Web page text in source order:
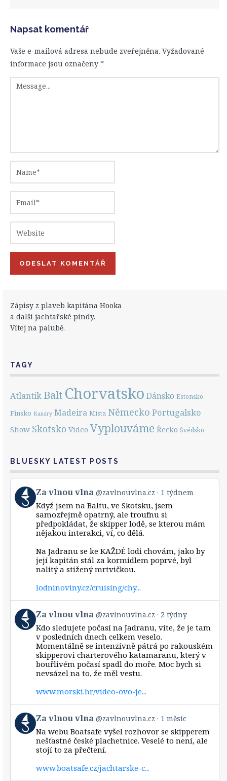
Napsat komentář
Vaše e-mailová adresa nebude zveřejněna. Vyžadované
informace jsou označeny *
Zápisy z plaveb kapitána Hooka
a další jachtařské pindy.
Vítej na palubě.
TAGY
Atlantik Balt Chorvatsko Dánsko Estonsko
Finsko Kanáry Madeira Místa Německo Portugalsko
Show Skotsko Video Vyplouváme Řecko Švédsko
BLUESKY LATEST POSTS
View
post
by
Bluesky
Za vlnou vlna @zavlnouvlna.cz 1 týdnem
Když jsem na Baltu, ve Skotsku, jsem
samozřejmě opatrný, ale troufnu si
předpokládat, že skipper lodě, se kterou mám
nějakou interakci, ví, co dělá.
Na Jadranu se ke KAŽDÉ lodi chovám, jako by
její kapitán stál za kormidlem poprvé, byl
nalitý a stižený mrtvičkou.
lodninoviny.cz/cruising/chy...
View
post
by
Bluesky
Za vlnou vlna @zavlnouvlna.cz 2 týdny
Kdo sledujete počasí na Jadranu, víte, že je tam
v posledních dnech celkem veselo.
Momentálně se intenzivně pátrá po rakouském
skipperovi charterového katamaranu, který v
bouřlivém počasí spadl do moře. Moc bych si
nevsázel na to, že měl vestu.
www.morski.hr/video-ovo-je...
View
post
by
Za vlnou vlna @zavlnouvlna.cz 1 měsíc
Na webu Boatsafe vyšel rozhovor se skipperem
nešťastné české plachetnice. Veselé to není, ale
stojí to za přečtení.
www.boatsafe.cz/jachtarske-c...